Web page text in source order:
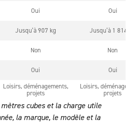
Oui Oui
Jusqu’à 907 kg Jusqu’à 1 814
Non Non
Oui Oui
Loisirs, déménagements,
projets
Loisirs,
projets
cubes et la charge utile
la marque, le modèle et la